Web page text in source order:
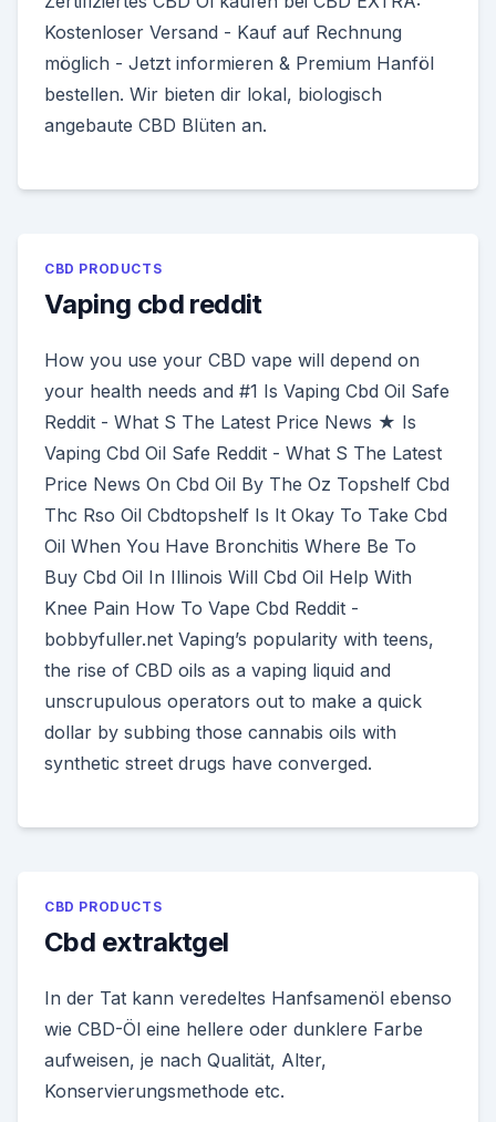
Kostenloser Versand - Kauf auf Rechnung
möglich - Jetzt informieren & Premium Hanföl
bestellen. Wir bieten dir lokal, biologisch
angebaute CBD Blüten an.
CBD PRODUCTS
Vaping cbd reddit
How you use your CBD vape will depend on
your health needs and #1 Is Vaping Cbd Oil Safe
Reddit - What S The Latest Price News ★ Is
Vaping Cbd Oil Safe Reddit - What S The Latest
Price News On Cbd Oil By The Oz Topshelf Cbd
Thc Rso Oil Cbdtopshelf Is It Okay To Take Cbd
Oil When You Have Bronchitis Where Be To
Buy Cbd Oil In Illinois Will Cbd Oil Help With
Knee Pain How To Vape Cbd Reddit -
bobbyfuller.net Vaping’s popularity with teens,
the rise of CBD oils as a vaping liquid and
unscrupulous operators out to make a quick
dollar by subbing those cannabis oils with
synthetic street drugs have converged.
CBD PRODUCTS
Cbd extraktgel
In der Tat kann veredeltes Hanfsamenöl ebenso
wie CBD-Öl eine hellere oder dunklere Farbe
aufweisen, je nach Qualität, Alter,
Konservierungsmethode etc.